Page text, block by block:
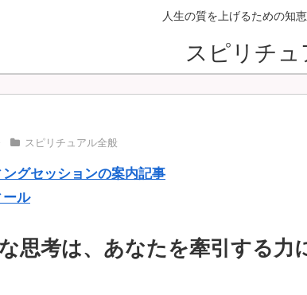
人生の質を上げるための知
スピリチ
スピリチュアル全般
ングセッションの案内記事
ール
思考は、あなたを牽引する力